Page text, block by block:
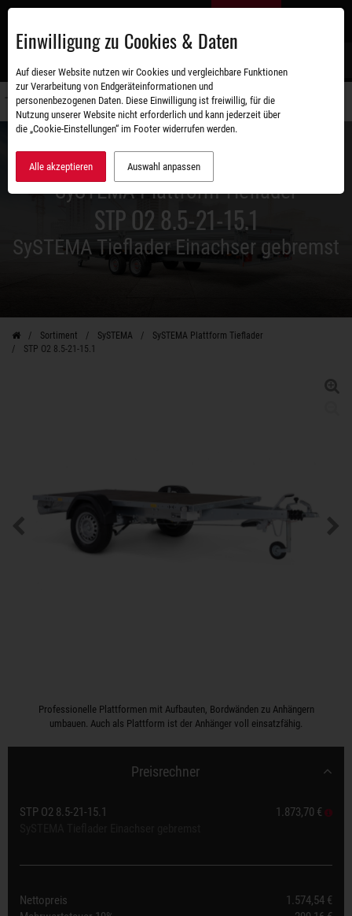
Zum
SySTEMA Plattform Tieflader
STP O2 8.5-21-15.1
SySTEMA Tieflader Einachser gebremst
Sortiment SySTEMA
SySTEMA Plattform Tieflader
STP O2 8.5-21-15.1
Professionelle Plattformen mit Aufbauten, Bordwänden zu Anhängern
umbauen. Auch als Plattform ist der Anhänger voll einsatzfähig.
Preisrechner
STP O2 8.5-21-15.1
1.873,70 €
Nettopreis
1.574,54 €
Einwilligung zu Cookies & Daten
Auf dieser Website nutzen wir Cookies und vergleichbare Funktionen
zur Verarbeitung von Endgeräteinformationen und
personenbezogenen Daten. Diese Einwilligung ist freiwillig, für die
Nutzung unserer Website nicht erforderlich und kann jederzeit über
die „Cookie-Einstellungen“ im Footer widerrufen werden.
Alle akzeptieren Auswahl anpassen